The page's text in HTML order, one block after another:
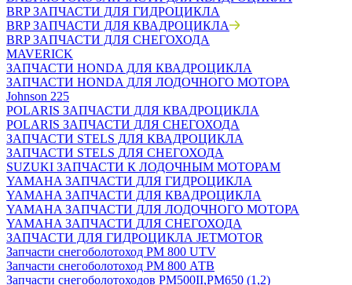
BRP ЗАПЧАСТИ ДЛЯ ГИДРОЦИКЛА
BRP ЗАПЧАСТИ ДЛЯ КВАДРОЦИКЛА
BRP ЗАПЧАСТИ ДЛЯ СНЕГОХОДА
MAVERICK
ЗАПЧАСТИ HONDA ДЛЯ КВАДРОЦИКЛА
ЗАПЧАСТИ HONDA ДЛЯ ЛОДОЧНОГО МОТОРА
Johnson 225
POLARIS ЗАПЧАСТИ ДЛЯ КВАДРОЦИКЛА
POLARIS ЗАПЧАСТИ ДЛЯ СНЕГОХОДА
ЗАПЧАСТИ STELS ДЛЯ КВАДРОЦИКЛА
ЗАПЧАСТИ STELS ДЛЯ СНЕГОХОДА
SUZUKI ЗАПЧАСТИ К ЛОДОЧНЫМ МОТОРАМ
YAMAHA ЗАПЧАСТИ ДЛЯ ГИДРОЦИКЛА
YAMAHA ЗАПЧАСТИ ДЛЯ КВАДРОЦИКЛА
YAMAHA ЗАПЧАСТИ ДЛЯ ЛОДОЧНОГО МОТОРА
YAMAHA ЗАПЧАСТИ ДЛЯ СНЕГОХОДА
ЗАПЧАСТИ ДЛЯ ГИДРОЦИКЛА JETMOTOR
Запчасти снегоболотоход РМ 800 UTV
Запчасти снегоболотоход РМ 800 АТВ
Запчасти снегоболотоходов РМ500II,РМ650 (1,2)